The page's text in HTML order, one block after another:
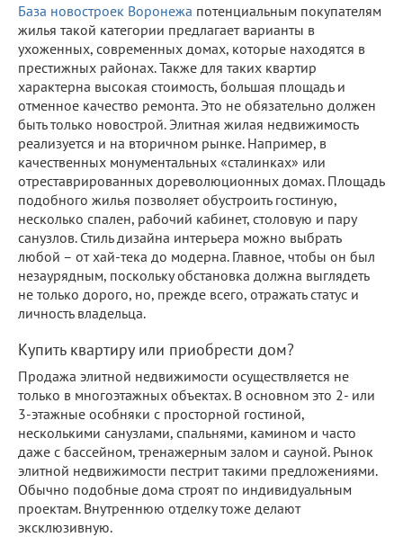
База новостроек Воронежа потенциальным покупателям
жилья такой категории предлагает варианты в
ухоженных, современных домах, которые находятся в
престижных районах. Также для таких квартир
характерна высокая стоимость, большая площадь и
отменное качество ремонта. Это не обязательно должен
быть только новострой. Элитная жилая недвижимость
реализуется и на вторичном рынке. Например, в
качественных монументальных «сталинках» или
отреставрированных дореволюционных домах. Площадь
подобного жилья позволяет обустроить гостиную,
несколько спален, рабочий кабинет, столовую и пару
санузлов. Стиль дизайна интерьера можно выбрать
любой – от хай-тека до модерна. Главное, чтобы он был
незаурядным, поскольку обстановка должна выглядеть
не только дорого, но, прежде всего, отражать статус и
личность владельца.
Купить квартиру или приобрести дом?
Продажа элитной недвижимости осуществляется не
только в многоэтажных объектах. В основном это 2- или
3-этажные особняки с просторной гостиной,
несколькими санузлами, спальнями, камином и часто
даже с бассейном, тренажерным залом и сауной. Рынок
элитной недвижимости пестрит такими предложениями.
Обычно подобные дома строят по индивидуальным
проектам. Внутреннюю отделку тоже делают
эксклюзивную.